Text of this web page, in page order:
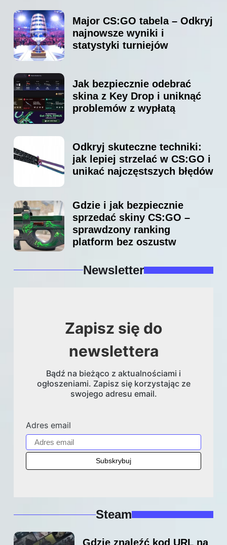
Major CS:GO tabela – Odkryj
najnowsze wyniki i
statystyki turniejów
Jak bezpiecznie odebrać
skina z Key Drop i uniknąć
problemów z wypłatą
Odkryj skuteczne techniki:
jak lepiej strzelać w CS:GO i
unikać najczęstszych błędów
Gdzie i jak bezpiecznie
sprzedać skiny CS:GO –
sprawdzony ranking
platform bez oszustw
Newsletter
Zapisz się do
newslettera
Bądź na bieżąco z aktualnościami i
ogłoszeniami. Zapisz się korzystając ze
swojego adresu email.
Adres email
Steam
Gdzie znaleźć kod URL na